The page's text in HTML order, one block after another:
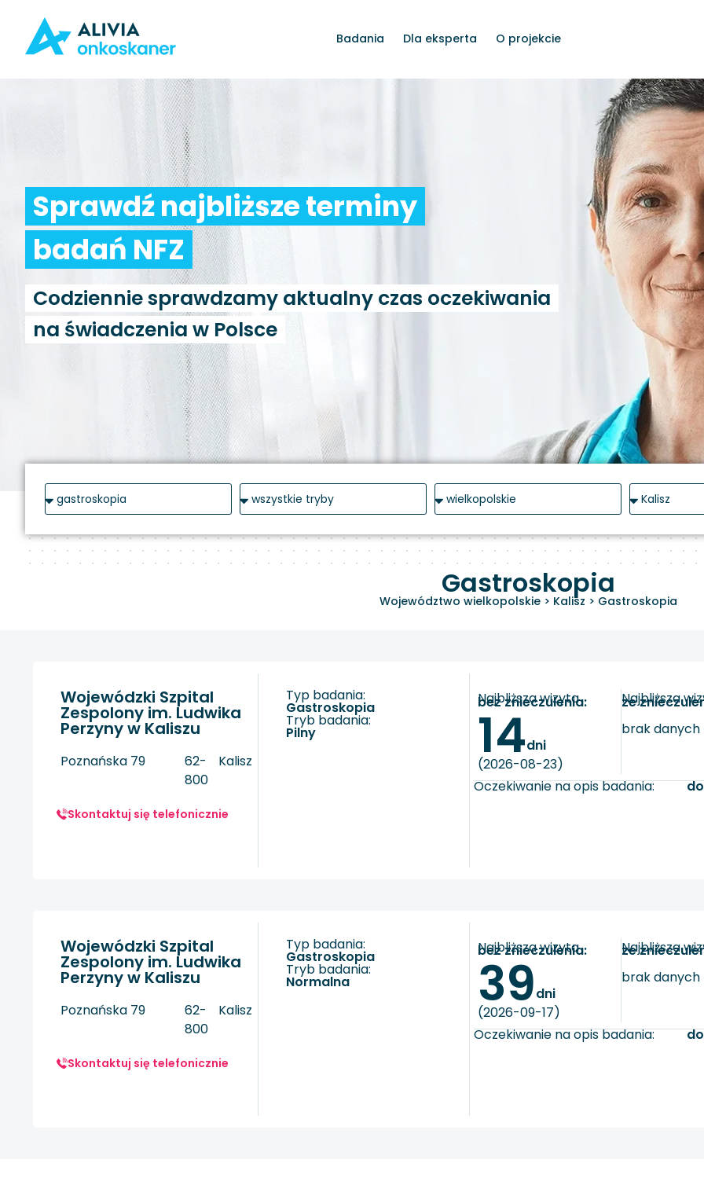
Badania Dla eksperta O projekcie
Sprawdź najbliższe terminy
badań NFZ
Codziennie sprawdzamy aktualny czas oczekiwania
na świadczenia w Polsce
Gastroskopia
Województwo wielkopolskie> Kalisz > Gastroskopia
Wojewódzki Szpital
Zespolony im. Ludwika
Perzyny w Kaliszu
Poznańska 79
62-
800
Kalisz
Skontaktuj się telefonicznie
Typ badania:
gastroskopia
Tryb badania:
Pilny
Najbliższa wizyta
bez znieczulenia:
14dni
(2026-08-23)
Najbliższa
ze
brak danych
Oczekiwanie na opis badania:
Wojewódzki Szpital
Zespolony im. Ludwika
Perzyny w Kaliszu
Poznańska 79
62-
800
Kalisz
Skontaktuj się telefonicznie
Typ badania:
gastroskopia
Tryb badania:
Normalna
Najbliższa wizyta
bez znieczulenia:
39dni
(2026-09-17)
Najbliższa
ze
brak danych
Oczekiwanie na opis badania: